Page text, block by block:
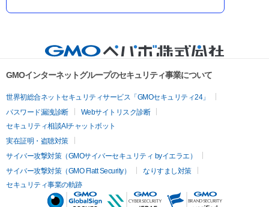
GMOインターネットグループのセキュリティ事業について
世界初総合ネットセキュリティサービス「GMOセキュリティ24」
パスワード漏洩診断
Webサイトリスク診断
セキュリティ相談AIチャットボット
実在証明・盗聴対策
サイバー攻撃対策（GMOサイバーセキュリティ byイエラエ）
サイバー攻撃対策（GMO Flatt Security）
なりすまし対策
セキュリティ事業の軌跡